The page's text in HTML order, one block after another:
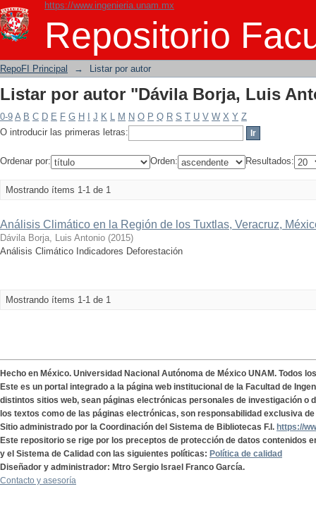
https://www.ingenieria.unam.mx
Repositorio
Listar por autor "Dávila Borja, Luis
RepoFI Principal → Listar por autor
Listar por autor "Dávila Borja, Luis
0-9 A B C D E F G H J K L M N O P Q R S T U V W X Y Z
O introducir las primeras letras:
Ordenar por: Orden: Resultados:
Mostrando ítems 1-1 de 1
Análisis Climático en la Región de los Tuxtlas, Veracruz,
Dávila Borja, Luis Antonio (2015)
Análisis Climático Indicadores Deforestación
Mostrando ítems 1-1 de 1
Hecho en México. Universidad Nacional Autónoma de México UNAM. Todos
Este es un portal integrado a la página web institucional de la Facultad de
distintos sitios web, sean páginas electrónicas personales de investigación o
los textos como de las páginas electrónicas, son responsabilidad exclusiva
Sitio administrado por la Coordinación del Sistema de Bibliotecas F.I. https://
Este repositorio se rige por los preceptos de protección de datos contenidos
y el Sistema de Calidad con las siguientes políticas: Política de calidad
Diseñador y administrador: Mtro Sergio Israel Franco García.
Contacto y asesoría